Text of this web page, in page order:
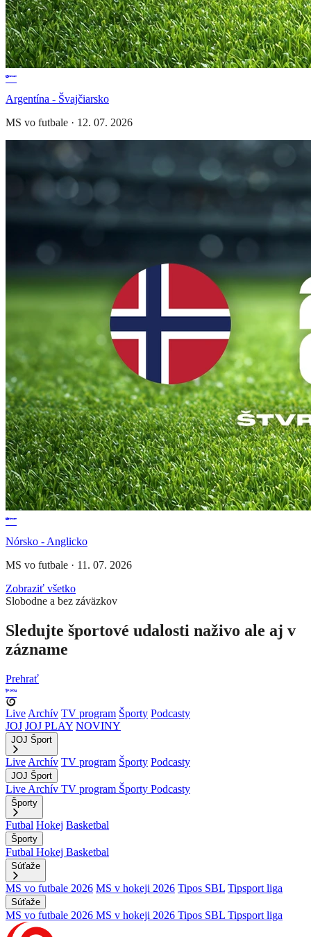
Argentína - Švajčiarsko
MS vo futbale · 12. 07. 2026
Nórsko - Anglicko
MS vo futbale · 11. 07. 2026
Zobraziť všetko
Slobodne a bez záväzkov
Sledujte športové udalosti naživo ale aj v
zázname
Prehrať
Live Archív TV program Športy Podcasty
JOJ JOJ PLAY NOVINY
JOJ Šport
Live Archív TV program Športy Podcasty
JOJ Šport
Live Archív TV program Športy Podcasty
Športy
Futbal Hokej Basketbal
Športy
Futbal Hokej Basketbal
Súťaže
MS vo futbale 2026 MS v hokeji 2026 Tipos SBL Tipsport liga
Súťaže
MS vo futbale 2026 MS v hokeji 2026 Tipos SBL Tipsport liga